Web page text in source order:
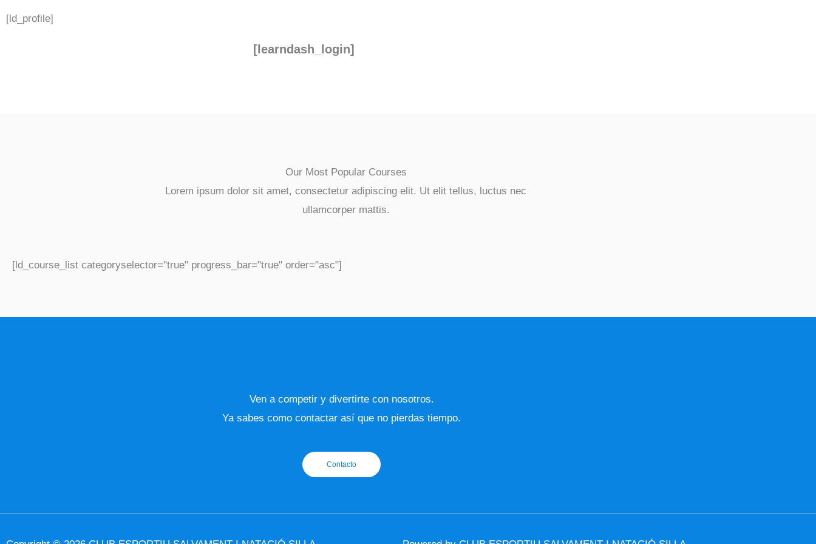
[ld_profile]
[learndash_login]
Our Most Popular Courses
Lorem ipsum dolor sit amet, consectetur adipiscing elit. Ut elit tellus, luctus nec
ullamcorper mattis.
[ld_course_list categoryselector="true" progress_bar="true" order="asc"]
Ven a competir y divertirte con nosotros.
Ya sabes como contactar así que no pierdas tiempo.
Contacto